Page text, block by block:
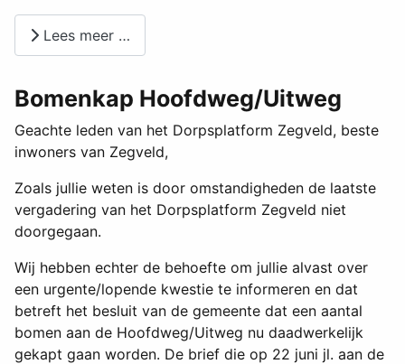
Lees meer …
Bomenkap Hoofdweg/Uitweg
Geachte leden van het Dorpsplatform Zegveld, beste
inwoners van Zegveld,
Zoals jullie weten is door omstandigheden de laatste
vergadering van het Dorpsplatform Zegveld niet
doorgegaan.
Wij hebben echter de behoefte om jullie alvast over
een urgente/lopende kwestie te informeren en dat
betreft het besluit van de gemeente dat een aantal
bomen aan de Hoofdweg/Uitweg nu daadwerkelijk
gekapt gaan worden. De brief die op 22 juni jl. aan de